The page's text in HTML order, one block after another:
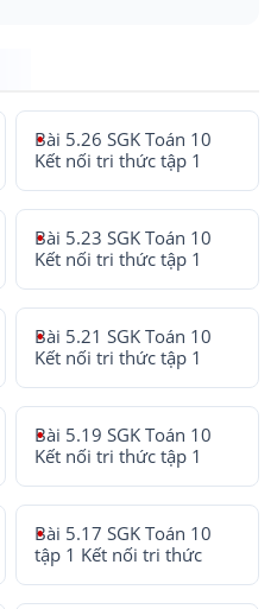
Bài 5.26 SGK Toán 10
Kết nối tri thức tập 1
Bài 5.23 SGK Toán 10
Kết nối tri thức tập 1
Bài 5.21 SGK Toán 10
Kết nối tri thức tập 1
Bài 5.19 SGK Toán 10
Kết nối tri thức tập 1
Bài 5.17 SGK Toán 10
tập 1 Kết nối tri thức